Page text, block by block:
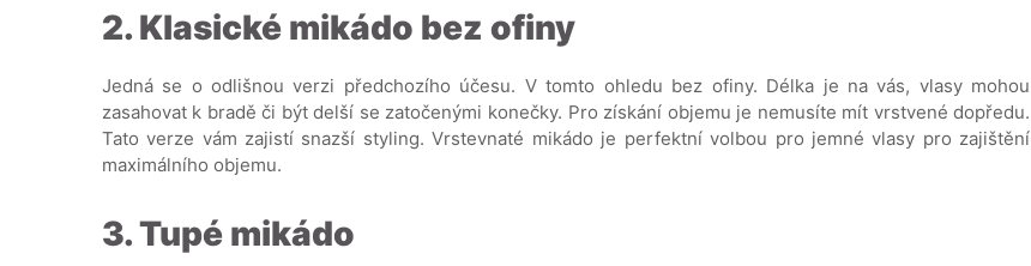
2. Klasické mikádo bez ofiny
Jedná se o odlišnou verzi předchozího účesu. V tomto ohledu bez ofiny. Délka je na vás, vlasy mohou
zasahovat k bradě či být delší se zatočenými konečky. Pro získání objemu je nemusíte mít vrstvené dopředu.
Tato verze vám zajistí snazší styling. Vrstevnaté mikádo je perfektní volbou pro jemné vlasy pro zajištění
maximálního objemu.
3. Tupé mikádo